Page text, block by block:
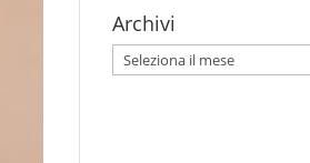
Archivi
Archivi